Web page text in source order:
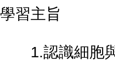
學習主旨
1.認識細胞與